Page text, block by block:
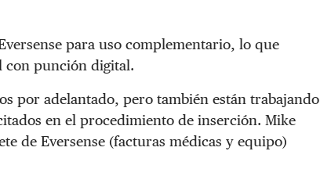
para uso complementario, lo que
con punción digital.
por adelantado, pero también están trabajando
en el procedimiento de inserción. Mike
de Eversense (facturas médicas y equipo)